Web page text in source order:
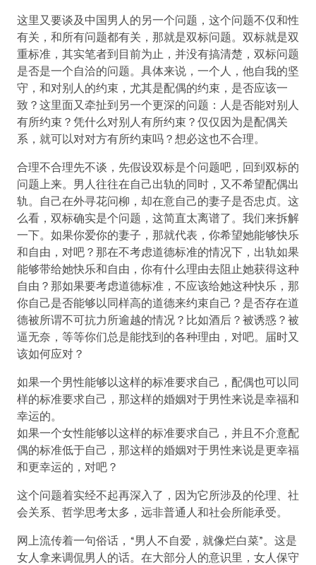
这里又要谈及中国男人的另一个问题，这个问题不仅和性
有关，和所有问题都有关，那就是双标问题。双标就是双
重标准，其实笔者到目前为止，并没有搞清楚，双标问题
是否是一个自洽的问题。具体来说，一个人，他自我的坚
守，和对别人的约束，尤其是配偶的约束，是否应该一
致？这里面又牵扯到另一个更深的问题：人是否能对别人
有所约束？凭什么对别人有所约束？仅仅因为是配偶关
系，就可以对对方有所约束吗？想必这也不合理。
合理不合理先不谈，先假设双标是个问题吧，回到双标的
问题上来。男人往往在自己出轨的同时，又不希望配偶出
轨。自己在外寻花问柳，却在意自己的妻子是否忠贞。这
么看，双标确实是个问题，这简直太离谱了。我们来拆解
一下。如果你爱你的妻子，那就代表，你希望她能够快乐
和自由，对吧？那在不考虑道德标准的情况下，出轨如果
能够带给她快乐和自由，你有什么理由去阻止她获得这种
自由？那如果要考虑道德标准，不应该给她这种快乐，那
你自己是否能够以同样高的道德来约束自己？是否存在道
德被所谓不可抗力所逾越的情况？比如酒后？被诱惑？被
逼无奈，等等你们总是能找到的各种理由，对吧。届时又
该如何应对？
如果一个男性能够以这样的标准要求自己，配偶也可以同
样的标准要求自己，那这样的婚姻对于男性来说是幸福和
幸运的。
如果一个女性能够以这样的标准要求自己，并且不介意配
偶的标准低于自己，那这样的婚姻对于男性来说是更幸福
和更幸运的，对吧？
这个问题着实经不起再深入了，因为它所涉及的伦理、社
会关系、哲学思考太多，远非普通人和社会所能承受。
网上流传着一句俗话，“男人不自爱，就像烂白菜”。这是
女人拿来调侃男人的话。在大部分人的意识里，女人保守